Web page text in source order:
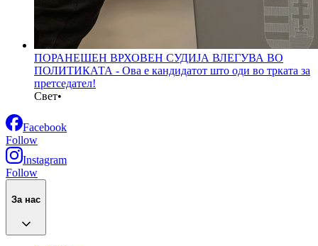
ПОРАНЕШЕН ВРХОВЕН СУДИЈА ВЛЕГУВА ВО
ПОЛИТИКАТА - Ова е кандидатот што оди во трката за
претседател!
Свет•
Facebook
Follow
Instagram
Follow
За нас